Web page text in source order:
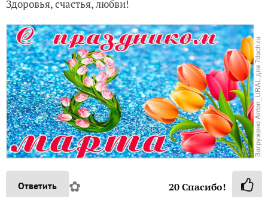
Здоровья, счастья, любви!
Ответить ✿ 20Спасибо!